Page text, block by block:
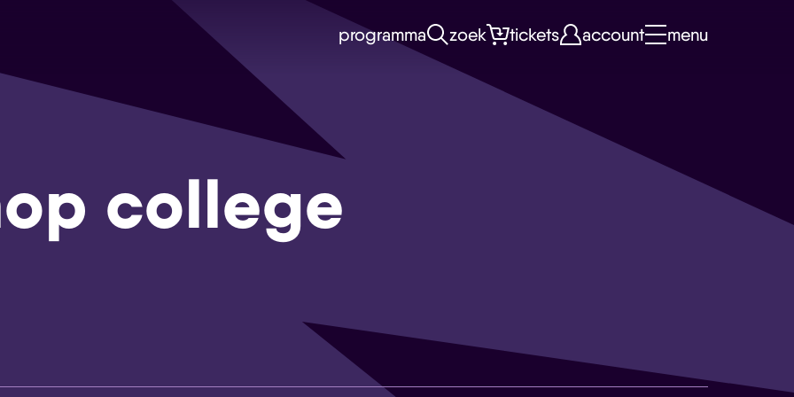
programma zoek tickets account menu
college